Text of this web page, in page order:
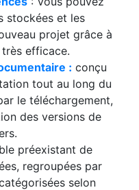
stockées et les
projet grâce à
efficace.
: conçu
tout au long du
le téléchargement,
des versions de
préexistant de
regroupées par
selon